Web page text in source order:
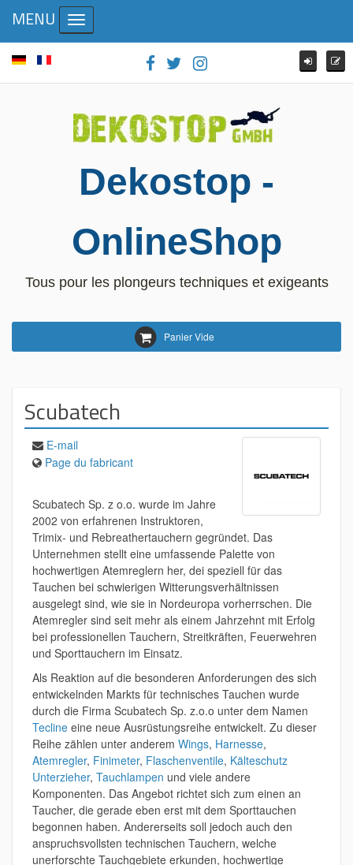
Dekostop -
OnlineShop
Tous pour les plongeurs techniques et exigeants
Panier Vide
MENU Toggle navigation
Scubatech
E-mail
Page du fabricant
Scubatech Sp. z o.o. wurde im Jahre
2002 von erfahrenen Instruktoren,
Trimix- und Rebreathertauchern gegründet. Das
Unternehmen stellt eine umfassende Palette von
hochwertigen Atemreglern her, dei speziell für das
Tauchen bei schwierigen Witterungsverhältnissen
ausgelegt sind, wie sie in Nordeuropa vorherrschen. Die
Atemregler sind seit mehr als einem Jahrzehnt mit Erfolg
bei professionellen Tauchern, Streitkräften, Feuerwehren
und Sporttauchern im Einsatz.
Als Reaktion auf die besonderen Anforderungen des sich
entwickelnden Markts für technisches Tauchen wurde
durch die Firma Scubatech Sp. z.o.o unter dem Namen
Tecline eine neue Ausrüstungsreihe entwickelt. Zu dieser
Reihe zählen unter anderem Wings, Harnesse,
Atemregler, Finimeter, Flaschenventile, Kälteschutz
Unterzieher, Tauchlampen und viele andere
Komponenten. Das Angebot richtet sich zum einen an
Taucher, die gerade eben erst mit dem Sporttauchen
begonnen haben. Andererseits soll jedoch auch den
anspruchsvollsten technischen Tauchern, welche
unerforschte Tauchgebiete erkunden, hochwertige